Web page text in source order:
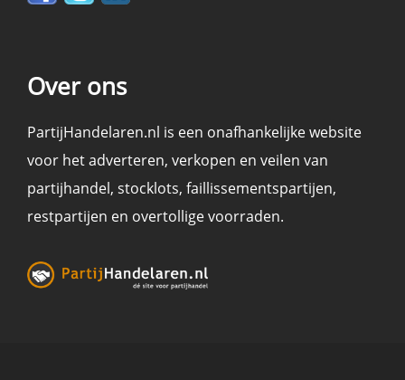
Over ons
PartijHandelaren.nl is een onafhankelijke website
voor het adverteren, verkopen en veilen van
partijhandel, stocklots, faillissementspartijen,
restpartijen en overtollige voorraden.